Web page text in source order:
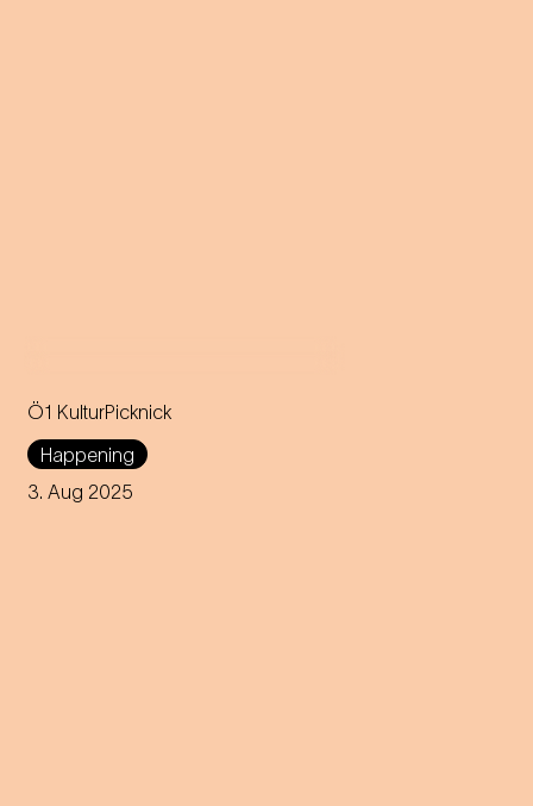
Ö1 KulturPicknick
Happening
3. Aug 2025